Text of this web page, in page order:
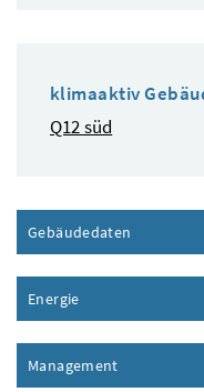
klimaaktiv
Q12 süd
Gebäudedaten
Energie
Management